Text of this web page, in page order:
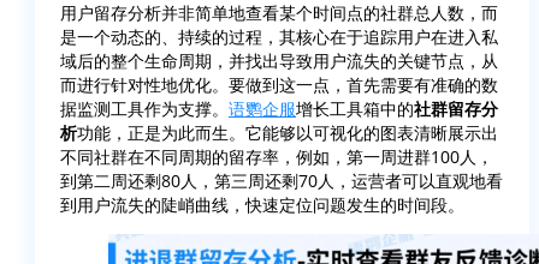
用户留存分析并非简单地查看某个时间点的社群总人数，而
是一个动态的、持续的过程，其核心在于追踪用户在进入私
域后的整个生命周期，并找出导致用户流失的关键节点，从
而进行针对性地优化。要做到这一点，首先需要有准确的数
据监测工具作为支撑。 语鹦企服增长工具箱中的社群留存分
析功能，正是为此而生。它能够以可视化的图表清晰展示出
不同社群在不同周期的留存率，例如，第一周进群100人，
到第二周还剩80人，第三周还剩70人，运营者可以直观地看
到用户流失的陡峭曲线，快速定位问题发生的时间段。